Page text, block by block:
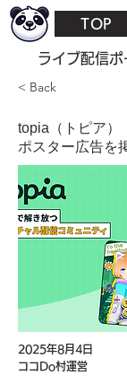
TOP
ライブ配信ポ
< Back
topia（トピア）
ポスター広告を
2025年8月4日
ココDo村運営